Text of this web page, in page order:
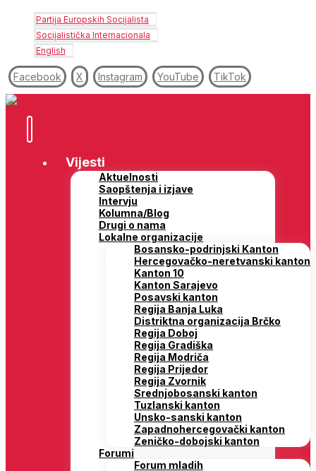
Partija Europskih Socijalista
Socijalistička Internacionala
English
Facebook X Instagram YouTube TikTok
Vijesti
Aktuelnosti
Saopštenja i izjave
Intervju
Kolumna/Blog
Drugi o nama
Lokalne organizacije
Bosansko-podrinjski Kanton
Hercegovačko-neretvanski kanton
Kanton 10
Kanton Sarajevo
Posavski kanton
Regija Banja Luka
Distriktna organizacija Brčko
Regija Doboj
Regija Gradiška
Regija Modriča
Regija Prijedor
Regija Zvornik
Srednjobosanski kanton
Tuzlanski kanton
Unsko-sanski kanton
Zapadnohercegovački kanton
Zeničko-dobojski kanton
Forumi
Forum mladih